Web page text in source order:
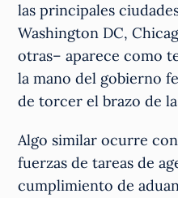
las principales
Washington DC,
otras– aparece como
la mano del gobierno
de torcer el brazo de
Algo similar ocurre
fuerzas de tareas de
cumplimiento de